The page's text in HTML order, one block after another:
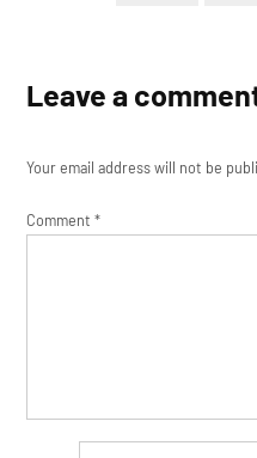
Leave a
Your email address will not be
Comment*